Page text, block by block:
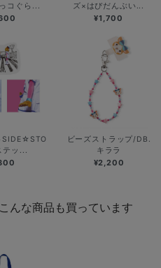
コぐら...
ズ×はぴだんぶい...
¥1,700
SIDE☆STO
テッ...
ビーズストラップ/DB.
キララ
¥2,200
んな商品も買っています